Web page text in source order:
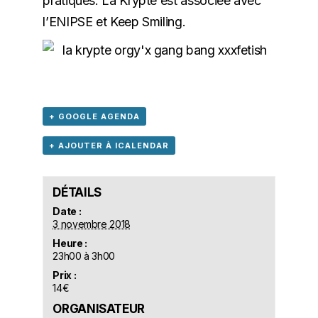
l’ENIPSE et Keep Smiling.
+ GOOGLE AGENDA
+ AJOUTER À ICALENDAR
DÉTAILS
Date :
3 novembre 2018
Heure :
23h00 à 3h00
Prix :
14€
ORGANISATEUR